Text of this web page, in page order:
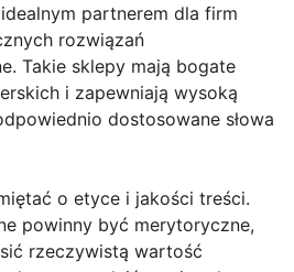
partnerem dla firm
rozwiązań
Takie sklepy mają bogate
i zapewniają wysoką
dostosowane słowa
o etyce i jakości treści.
powinny być merytoryczne,
rzeczywistą wartość